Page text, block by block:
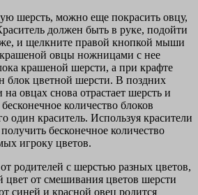
шерсть, можно еще покрасить овцу,
должен быть в руке, подойти
и щелкните правой кнопкой мыши
овцы ножницами с нее
крашеной шерсти, а при крафте
блок цветной шерсти. В поздних
овцах снова отрастает шерсть и
количество блоков
один краситель. Используя красители
бесконечное количество
игроку цветов.
родителей с шерстью разных цветов,
цвет от смешивания цветов шерсти
синей и красной овец родится